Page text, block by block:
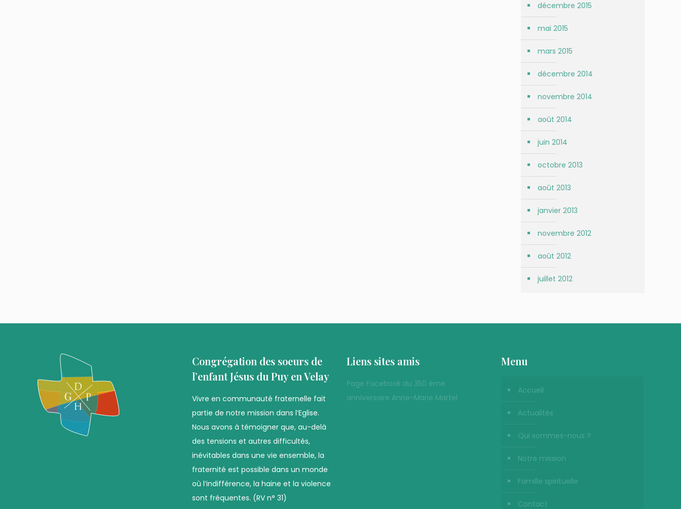
décembre 2015
mai 2015
mars 2015
décembre 2014
novembre 2014
août 2014
juin 2014
octobre 2013
août 2013
janvier 2013
novembre 2012
août 2012
juillet 2012
Congrégation des soeurs de
l’enfant Jésus du Puy en Velay
Vivre en communauté fraternelle fait
partie de notre mission dans l’Eglise.
Nous avons à témoigner que, au-delà
des tensions et autres difficultés,
inévitables dans une vie ensemble, la
fraternité est possible dans un monde
où l’indifférence, la haine et la violence
sont fréquentes. (RV n° 31)
Liens sites amis
Page Facebook du 350 ème
anniversaire Anne-Marie Martel
Menu
Accueil
Actualités
Qui sommes-nous ?
Notre mission
Famille spirituelle
Contact